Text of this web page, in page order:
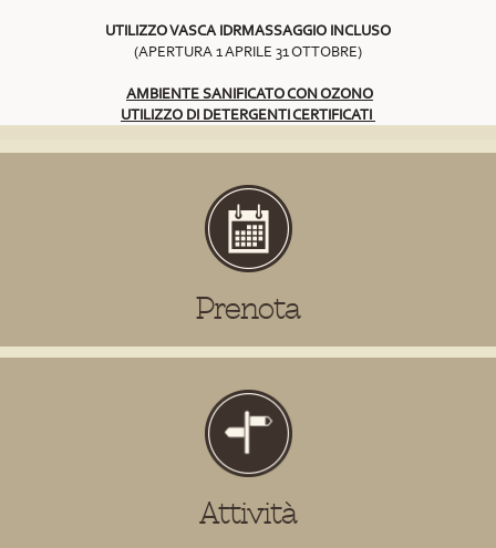
UTILIZZO VASCA IDRMASSAGGIO INCLUSO
(APERTURA 1 APRILE 31 OTTOBRE)
AMBIENTE SANIFICATO CON OZONO
UTILIZZO DI DETERGENTI CERTIFICATI
Prenota
Attività